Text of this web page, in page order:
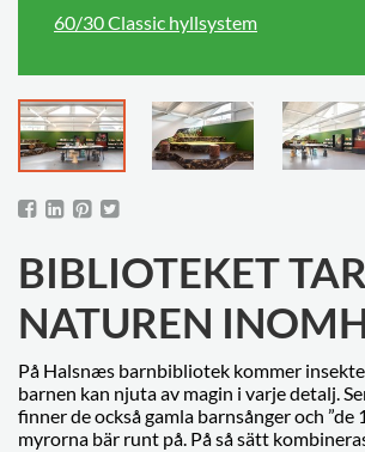
60/30 Classic hyllsystem
BIBLIOTEKET
NATUREN
På Halsnæs barnbibliotek kommer
barnen kan njuta av magin i varje detalj.
finner de också gamla barnsånger och ”de
myrorna bär runt på. På så sätt